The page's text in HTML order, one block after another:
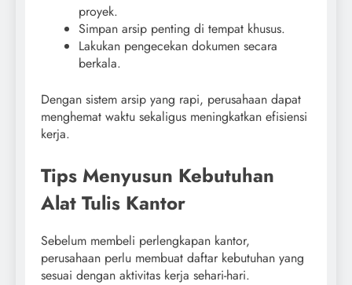
proyek.
Simpan arsip penting di tempat khusus.
Lakukan pengecekan dokumen secara
berkala.
Dengan sistem arsip yang rapi, perusahaan dapat
menghemat waktu sekaligus meningkatkan efisiensi
kerja.
Tips Menyusun Kebutuhan
Alat Tulis Kantor
Sebelum membeli perlengkapan kantor,
perusahaan perlu membuat daftar kebutuhan yang
sesuai dengan aktivitas kerja sehari-hari.